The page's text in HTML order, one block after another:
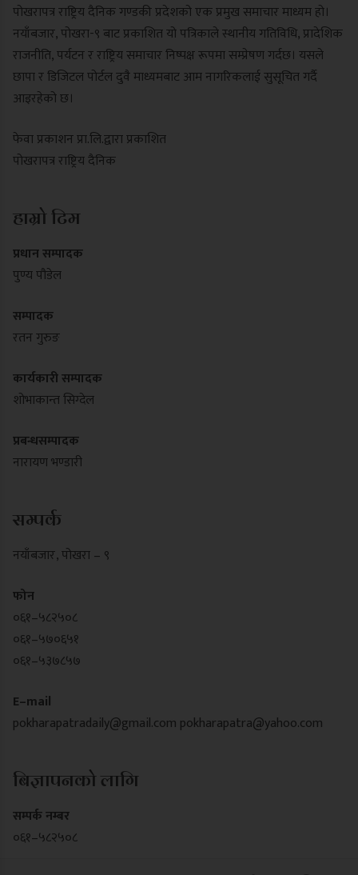
पोखरापत्र राष्ट्रिय दैनिक गण्डकी प्रदेशको एक प्रमुख समाचार माध्यम हो।
नयाँबजार, पोखरा-९ बाट प्रकाशित यो पत्रिकाले स्थानीय गतिविधि, प्रादेशिक
राजनीति, पर्यटन र राष्ट्रिय समाचार निष्पक्ष रूपमा सम्प्रेषण गर्दछ। यसले
छापा र डिजिटल पोर्टल दुवै माध्यमबाट आम नागरिकलाई सुसूचित गर्दै
आइरहेको छ।
फेवा प्रकाशन प्रा.लि.द्वारा प्रकाशित
पोखरापत्र राष्ट्रिय दैनिक
हाम्रो टिम
प्रधान सम्पादक
पुण्य पौडेल
सम्पादक
रतन गुरुङ
कार्यकारी सम्पादक
शोभाकान्त सिग्देल
प्रबन्धसम्पादक
नारायण भण्डारी
सम्पर्क
नयाँबजार , पोखरा – ९
फोन
०६१–५८२५०८
०६१–५७०६५१
०६१–५३७८५७
E–mail
pokharapatradaily@gmail.com pokharapatra@yahoo.com
बिज्ञापनको लागि
सम्पर्क नम्बर
०६१–५८२५०८